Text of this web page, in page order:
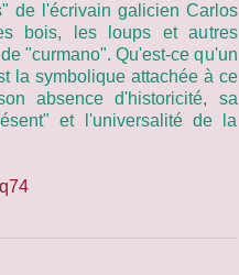
de l'écrivain galicien Carlos
bois, les loups et autres
"curmano". Qu'est-ce qu'un
la symbolique attachée à ce
absence d'historicité, sa
et l'universalité de la